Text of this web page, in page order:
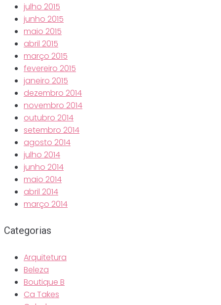
julho 2015
junho 2015
maio 2015
abril 2015
março 2015
fevereiro 2015
janeiro 2015
dezembro 2014
novembro 2014
outubro 2014
setembro 2014
agosto 2014
julho 2014
junho 2014
maio 2014
abril 2014
março 2014
Categorias
Arquitetura
Beleza
Boutique B
Ca Takes